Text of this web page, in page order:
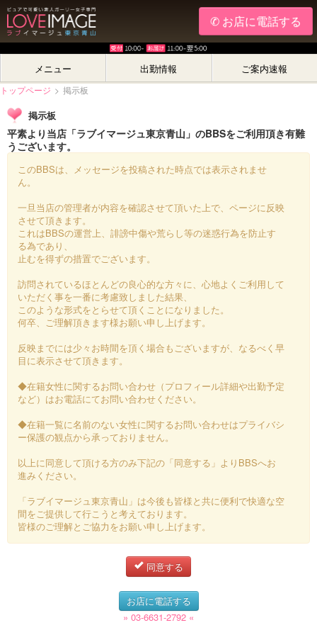
✆ お店に電話する
メニュー 出勤情報 ご案内速報
トップページ > 掲示板
掲示板
平素より当店「ラブイマージュ東京青山」のBBSをご利用頂き有難
うございます。
このBBSは、メッセージを投稿された時点では表示されませ
ん。
一旦当店の管理者が内容を確認させて頂いた上で、ページに反映
させて頂きます。
これはBBSの運営上、誹謗中傷や荒らし等の迷惑行為を防止す
る為であり、
止むを得ずの措置でございます。
訪問されているほとんどの良心的な方々に、心地よくご利用して
いただく事を一番に考慮致しました結果、
このような形式をとらせて頂くことになりました。
何卒、ご理解頂きます様お願い申し上げます。
反映までには少々お時間を頂く場合もございますが、なるべく早
目に表示させて頂きます。
◆在籍女性に関するお問い合わせ（プロフィール詳細や出勤予定
など）はお電話にてお問い合わせください。
◆在籍一覧に名前のない女性に関するお問い合わせはプライバシ
ー保護の観点から承っておりません。
以上に同意して頂ける方のみ下記の「同意する」よりBBSへお
進みください。
「ラブイマージュ東京青山」は今後も皆様と共に便利で快適な空
間をご提供して行こうと考えております。
皆様のご理解とご協力をお願い申し上げます。
同意する
お店に電話する
» 03-6631-2792 «